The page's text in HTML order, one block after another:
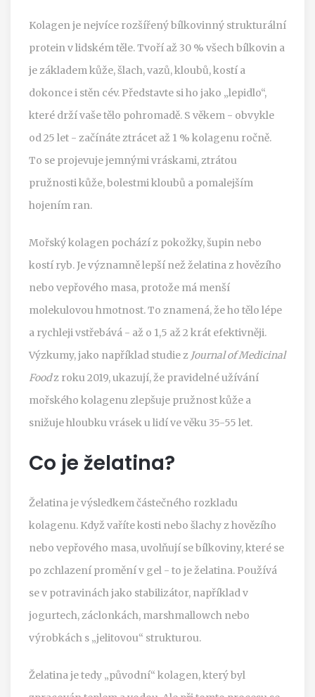
Kolagen je nejvíce rozšířený bílkovinný strukturální
protein v lidském těle. Tvoří až 30 % všech bílkovin a
je základem kůže, šlach, vazů, kloubů, kostí a
dokonce i stěn cév. Představte si ho jako „lepidlo“,
které drží vaše tělo pohromadě. S věkem - obvykle
od 25 let - začínáte ztrácet až 1 % kolagenu ročně.
To se projevuje jemnými vráskami, ztrátou
pružnosti kůže, bolestmi kloubů a pomalejším
hojením ran.
Mořský kolagen pochází z pokožky, šupin nebo
kostí ryb. Je významně lepší než želatina z hovězího
nebo vepřového masa, protože má menší
molekulovou hmotnost. To znamená, že ho tělo lépe
a rychleji vstřebává - až o 1,5 až 2 krát efektivněji.
Výzkumy, jako například studie z Journal of Medicinal
Foodz roku 2019, ukazují, že pravidelné užívání
mořského kolagenu zlepšuje pružnost kůže a
snižuje hloubku vrásek u lidí ve věku 35-55 let.
Co je želatina?
Želatina je výsledkem částečného rozkladu
kolagenu. Když vaříte kosti nebo šlachy z hovězího
nebo vepřového masa, uvolňují se bílkoviny, které se
po zchlazení promění v gel - to je želatina. Používá
se v potravinách jako stabilizátor, například v
jogurtech, záclonkách, marshmallowch nebo
výrobkách s „jelitovou“ strukturou.
Želatina je tedy „původní“ kolagen, který byl